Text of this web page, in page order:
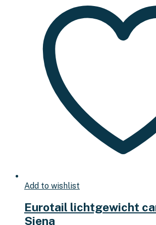
Add to wishlist
Eurotail lichtgewicht
Siena